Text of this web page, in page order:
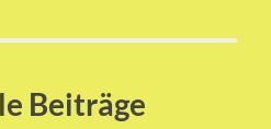
Beiträge